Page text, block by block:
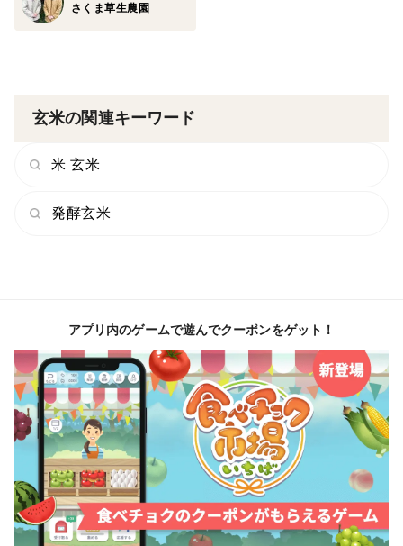
さくま草生農園
玄米の関連キーワード
米 玄米
発酵玄米
アプリ内のゲームで遊んでクーポンをゲット！